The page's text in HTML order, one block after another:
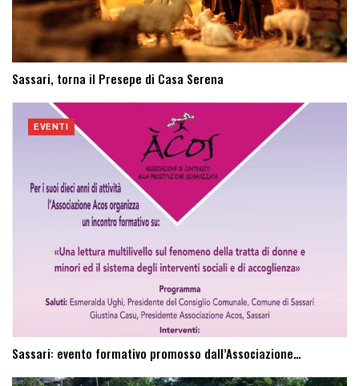
Sassari, torna il Presepe di Casa Serena
EVENTI
Sassari: evento formativo promosso dall’Associazione…